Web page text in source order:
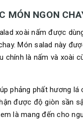
MÓN NGON
xoài nấm được
Món salad này
chính là nấm và xoài
phảng phất hương lá
được độ giòn sần
là mang đến cho